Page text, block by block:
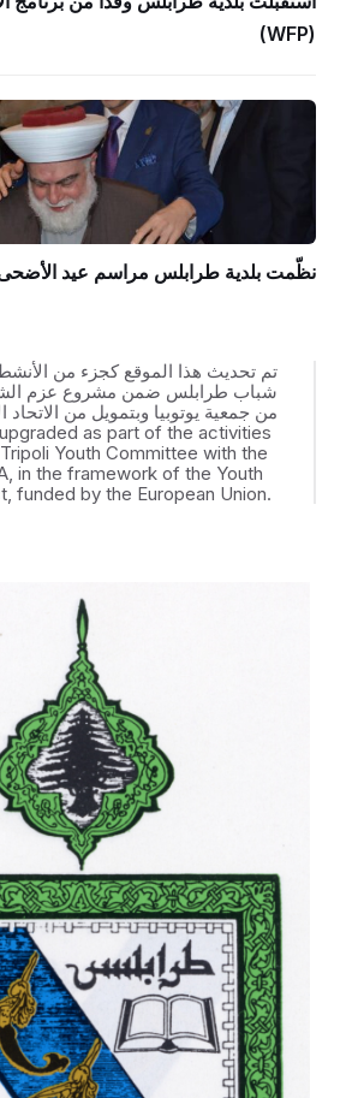
(WFP)
نظّمت بلدية طرابلس مراسم عيد الأضحى
تم تحديث هذا الموقع كجزء من
من جمعية يوتوبيا وبتمويل من الاتحاد
as part of the activities
Youth Committee with the
in the framework of the Youth
funded by the European Union.